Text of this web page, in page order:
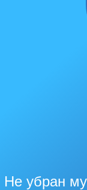
Не убран